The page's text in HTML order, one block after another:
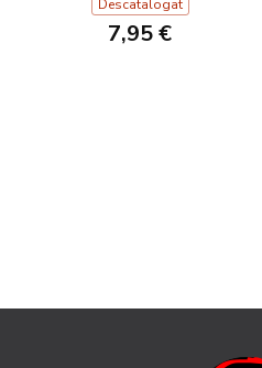
Descatalogat
7,95 €